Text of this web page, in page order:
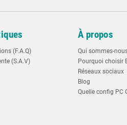
(F.A.Q)
(S.A.V)
À propos
Qui sommes-
Pourquoi choisir
Réseaux sociaux
Blog
Quelle config PC